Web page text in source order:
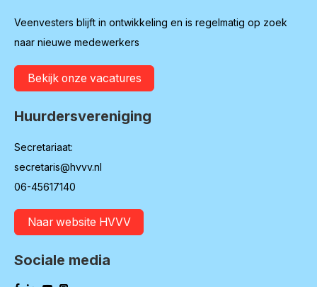
Veenvesters blijft in ontwikkeling en is regelmatig op zoek
naar nieuwe medewerkers
Bekijk onze vacatures
Huurdersvereniging
Secretariaat:
secretaris@hvvv.nl
06-45617140
Naar website HVVV
Sociale media